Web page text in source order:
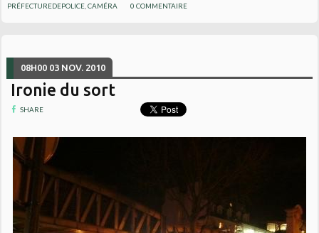
PRÉFECTUREDEPOLICE ,CAMÉRA 0 COMMENTAIRE
08H00 03 NOV. 2010
Ironie du sort
SHARE